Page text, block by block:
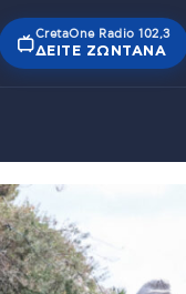
CretaOne Radio 102,3
ΔΕΊΤΕ ΖΩΝΤΑΝΆ